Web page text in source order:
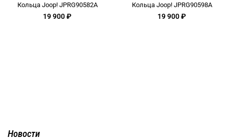
Кольца Joop! JPRG90582A
19 900 ₽
Кольца Joop! JPRG90598A
19 900 ₽
Новости